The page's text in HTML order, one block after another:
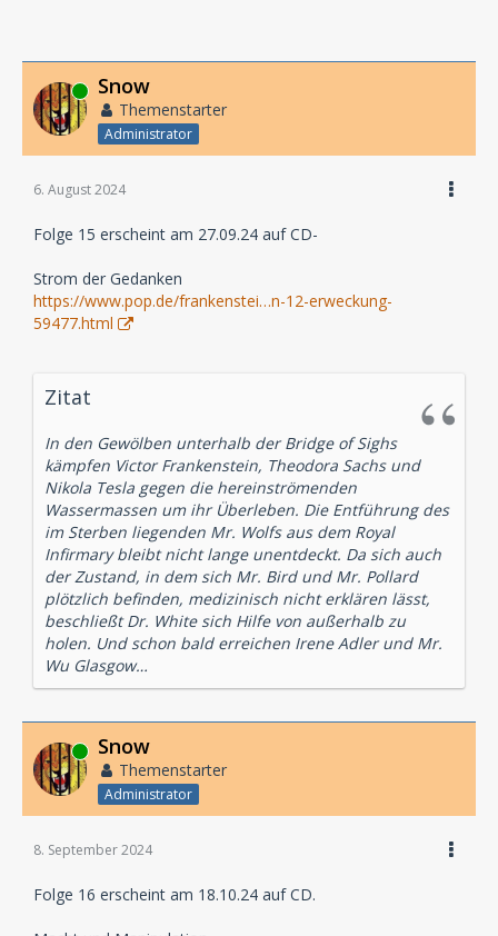
Online Snow
Themenstarter
Administrator
6. August 2024
Folge 15 erscheint am 27.09.24 auf CD-
Strom der Gedanken
https://www.pop.de/frankenstei…n-12-erweckung-
59477.html
Zitat
In den Gewölben unterhalb der Bridge of Sighs
kämpfen Victor Frankenstein, Theodora Sachs und
Nikola Tesla gegen die hereinströmenden
Wassermassen um ihr Überleben. Die Entführung des
im Sterben liegenden Mr. Wolfs aus dem Royal
Infirmary bleibt nicht lange unentdeckt. Da sich auch
der Zustand, in dem sich Mr. Bird und Mr. Pollard
plötzlich befinden, medizinisch nicht erklären lässt,
beschließt Dr. White sich Hilfe von außerhalb zu
holen. Und schon bald erreichen Irene Adler und Mr.
Wu Glasgow…
Online Snow
Themenstarter
Administrator
8. September 2024
Folge 16 erscheint am 18.10.24 auf CD.